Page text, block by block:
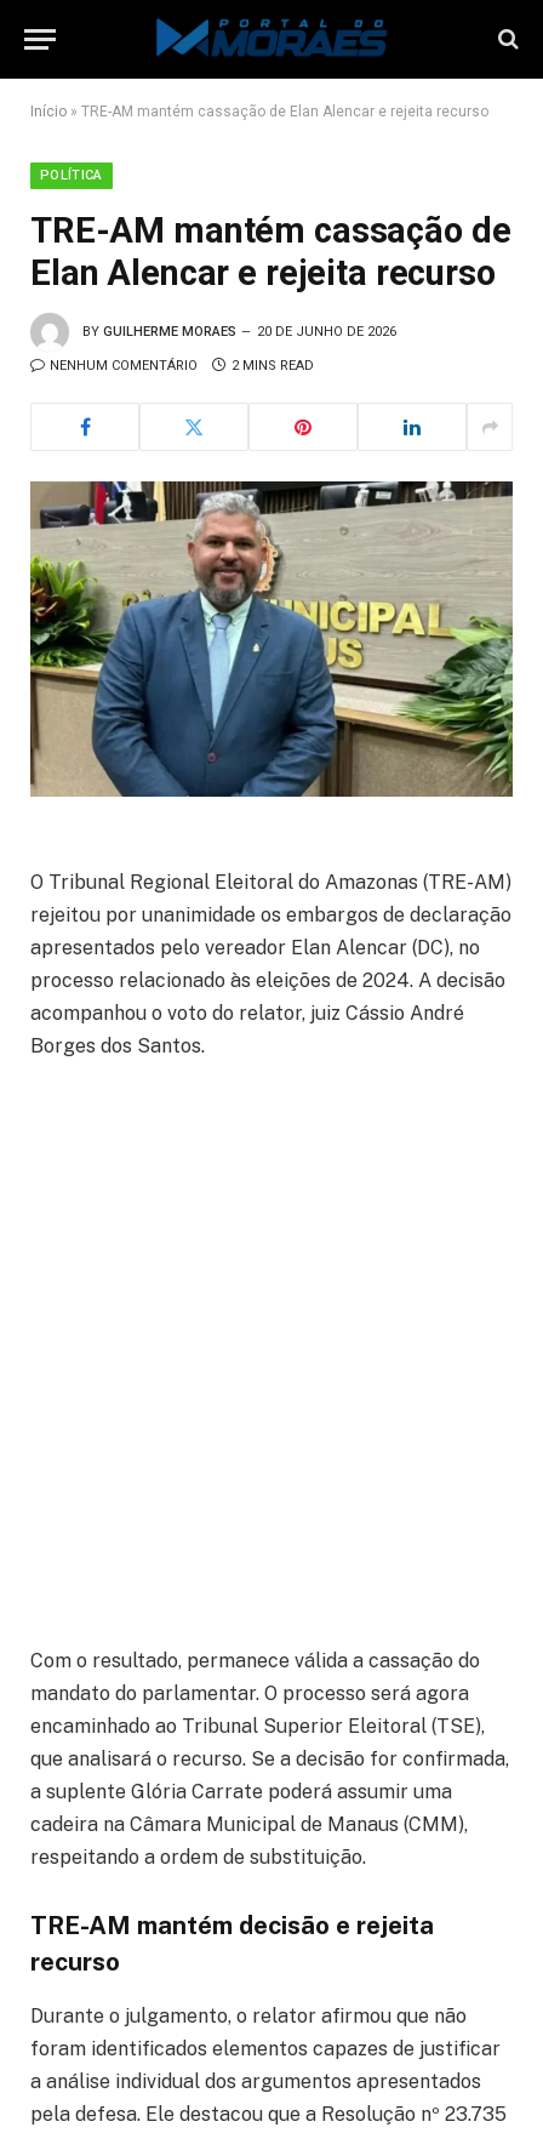
Início » TRE-AM mantém cassação de Elan Alencar e rejeita recurso
POLÍTICA
TRE-AM mantém cassação de
Elan Alencar e rejeita recurso
BY GUILHERME MORAES 20 DE JUNHO DE 2026
NENHUM COMENTÁRIO 2 MINS READ
O Tribunal Regional Eleitoral do Amazonas (TRE-AM)
rejeitou por unanimidade os embargos de declaração
apresentados pelo vereador Elan Alencar (DC), no
processo relacionado às eleições de 2024. A decisão
acompanhou o voto do relator, juiz Cássio André
Borges dos Santos.
Com o resultado, permanece válida a cassação do
mandato do parlamentar. O processo será agora
encaminhado ao Tribunal Superior Eleitoral (TSE),
que analisará o recurso. Se a decisão for confirmada,
a suplente Glória Carrate poderá assumir uma
cadeira na Câmara Municipal de Manaus (CMM),
respeitando a ordem de substituição.
TRE-AM mantém decisão e rejeita
recurso
Durante o julgamento, o relator afirmou que não
foram identificados elementos capazes de justificar
a análise individual dos argumentos apresentados
pela defesa. Ele destacou que a Resolução nº 23.735